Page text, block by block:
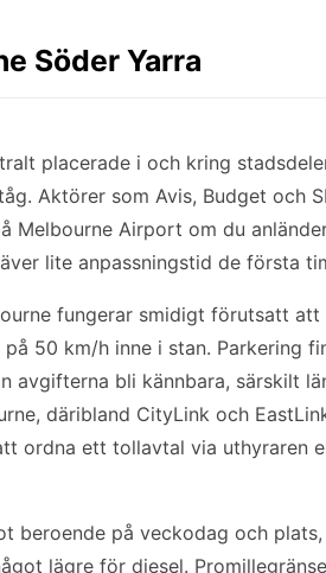
Söder Yarra
placerade i och kring
Aktörer som Avis, Budget och
Melbourne Airport om du
lite anpassningstid de första
fungerar smidigt förutsatt
50 km/h inne i stan. Parkering
avgifterna bli kännbara, särskilt
däribland CityLink och
ordna ett tollavtal via uthyraren
beroende på veckodag och
lägre för diesel.